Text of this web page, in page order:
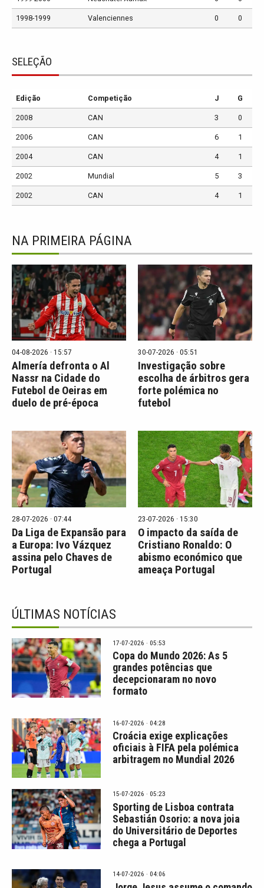
1998-1999 Valenciennes 0 0
SELEÇÃO
Edição Competição J G
2008 CAN 3 0
2006 CAN 6 1
2004 CAN 4 1
2002 Mundial 5 3
2002 CAN 4 1
NA PRIMEIRA PÁGINA
04-08-2026 · 15:57
Almería defronta o Al
Nassr na Cidade do
Futebol de Oeiras em
duelo de pré-época
30-07-2026 · 05:51
Investigação sobre
escolha de árbitros gera
forte polémica no
futebol
28-07-2026 · 07:44
Da Liga de Expansão para
a Europa: Ivo Vázquez
assina pelo Chaves de
Portugal
23-07-2026 · 15:30
O impacto da saída de
Cristiano Ronaldo: O
abismo económico que
ameaça Portugal
ÚLTIMAS NOTÍCIAS
17-07-2026 · 05:53
Copa do Mundo 2026: As 5
grandes potências que
decepcionaram no novo
formato
16-07-2026 · 04:28
Croácia exige explicações
oficiais à FIFA pela polémica
arbitragem no Mundial 2026
15-07-2026 · 05:23
Sporting de Lisboa contrata
Sebastián Osorio: a nova joia
do Universitário de Deportes
chega a Portugal
14-07-2026 · 04:06